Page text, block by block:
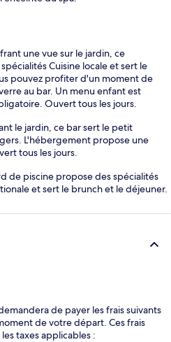
une vue sur le jardin, ce
Cuisine locale et sert le
pouvez profiter d'un moment de
au bar. Un menu enfant est
Ouvert tous les jours.
le jardin, ce bar sert le petit
L'hébergement propose une
tous les jours.
de piscine propose des spécialités
et sert le brunch et le déjeuner.
de payer les frais suivants
de votre départ. Ces frais
taxes applicables :